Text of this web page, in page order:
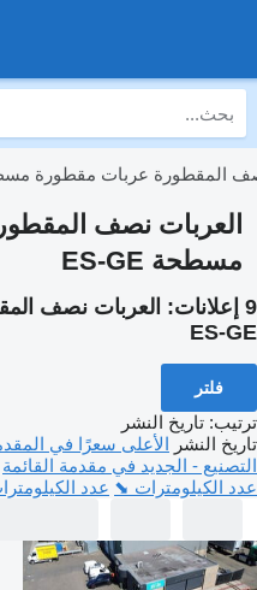
المقطورة عربات مقطورة
العربات نصف
مسطحة ES-GE
9 إعلانات:
العربات نصف
ES-GE
فلتر
ترتيب: تاريخ النشر
تاريخ النشر الأعلى سعرًا في
التصنيع - الجديد في مقدمة القائمة
عدد الكيلومترات ⬊ عدد